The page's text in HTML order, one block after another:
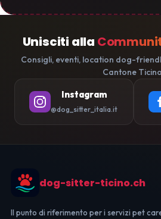
Unisciti alla
Consigli, eventi, location dog-
Cantone
Instagram
@dog_sitter_italia.it
dog-sitter-ticino.ch
Il punto di riferimento per i servizi pet